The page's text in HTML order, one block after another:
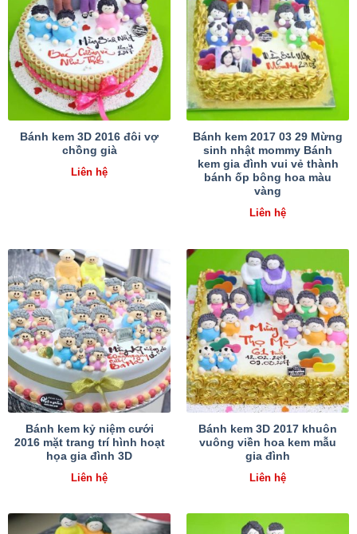
Bánh kem 3D 2016 đôi vợ
chồng già
Liên hệ
Bánh kem 2017 03 29 Mừng
sinh nhật mommy Bánh
kem gia đình vui vẻ thành
bánh ốp bông hoa màu
vàng
Liên hệ
Bánh kem kỷ niệm cưới
2016 mặt trang trí hình hoạt
họa gia đình 3D
Liên hệ
Bánh kem 3D 2017 khuôn
vuông viền hoa kem mẫu
gia đình
Liên hệ